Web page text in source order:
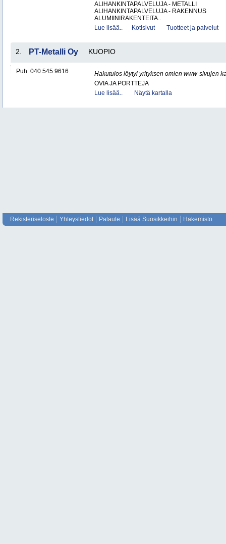
ALIHANKINTAPALVELUJA - METALLI
ALIHANKINTAPALVELUJA - RAKENNUS
ALUMIINIRAKENTEITA..
Lue lisää..
Kotisivut Tuotteet ja palvelut
2. PT-Metalli Oy KUOPIO
Puh. 040 545 9616
Hakutulos löytyi yrityksen omien www-sivujen
OVIA JA PORTTEJA
Lue lisää..
Näytä kartalla
Rekisteriseloste Yhteystiedot Palaute Lisää Suosikkeihin Hakemisto